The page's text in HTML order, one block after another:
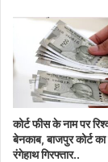
कोर्ट फीस के नाम पर
बेनकाब, बाजपुर कोर्ट का
रंगेहाथ गिरफ्तार..